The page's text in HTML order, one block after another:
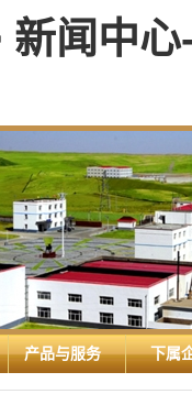
闻中
产品与服务 下属